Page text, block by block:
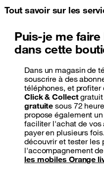
Tout savoir sur les
Puis-je me
dans cette
Dans un magasin de
souscrire à des
téléphones, et
Click & Collectgratuit
gratuite sous 72
propose également
faciliter l'achat de vos
payer en plusieurs
découvrir et tester les
l'accompagnement
les mobiles Orange